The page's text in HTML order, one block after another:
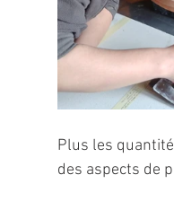
Plus les
des aspects de